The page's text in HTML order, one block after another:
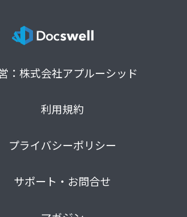
：株式会社アプルーシッド
利用規約
プライバシーポリシー
サポート・お問合せ